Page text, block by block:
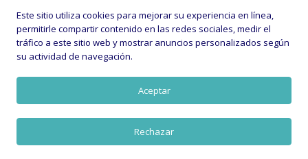
6 DÍAS EN ITALIA – TOSCANA Y VÉNETO EN FAMILIA
Este sitio utiliza cookies para mejorar su experiencia en línea,
permitirle compartir contenido en las redes sociales, medir el
tráfico a este sitio web y mostrar anuncios personalizados según
su actividad de navegación.
Aceptar
Rechazar